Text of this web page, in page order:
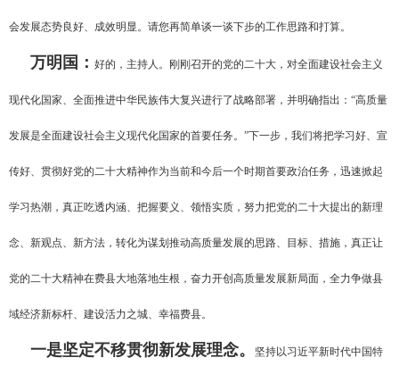
会发展态势良好、成效明显。请您再简单谈一谈下步的工作思路和打算。
万明国： 好的，主持人。刚刚召开的党的二十大，对全面建设社会主义
现代化国家、全面推进中华民族伟大复兴进行了战略部署，并明确指出：“高质量
发展是全面建设社会主义现代化国家的首要任务。”下一步，我们将把学习好、宣
传好、贯彻好党的二十大精神作为当前和今后一个时期首要政治任务，迅速掀起
学习热潮，真正吃透内涵、把握要义、领悟实质，努力把党的二十大提出的新理
念、新观点、新方法，转化为谋划推动高质量发展的思路、目标、措施，真正让
党的二十大精神在费县大地落地生根，奋力开创高质量发展新局面，全力争做县
域经济新标杆、建设活力之城、幸福费县。
一是坚定不移贯彻新发展理念。 坚持以习近平新时代中国特